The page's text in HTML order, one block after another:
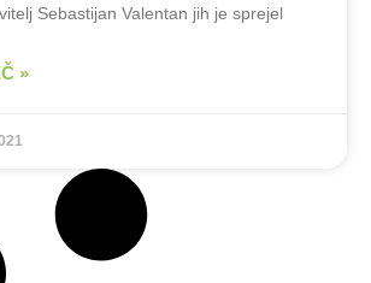
Sebastijan Valentan jih je sprejel
»